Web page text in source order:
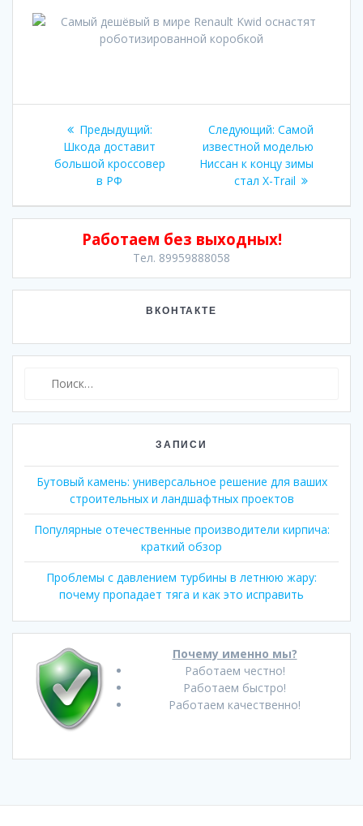
Навигация
записям
Предыдущий:Предыдущая
запись:
Шкода доставит
большой кроссовер
в РФ
Следующий: Следующая
запись:
Самой
известной моделью
Ниссан к концу зимы
стал X-Trail
Работаем без выходных!
Тел. 89959888058
ВКОНТАКТЕ
ЗАПИСИ
Бутовый камень: универсальное решение для ваших
строительных и ландшафтных проектов
Популярные отечественные производители кирпича:
краткий обзор
Проблемы с давлением турбины в летнюю жару:
почему пропадает тяга и как это исправить
Почему именно мы?
Работаем честно!
Работаем быстро!
Работаем качественно!